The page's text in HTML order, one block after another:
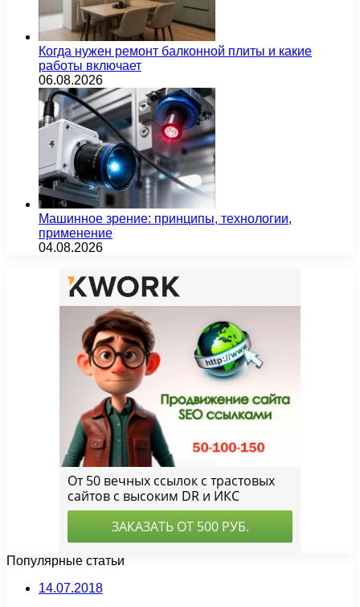
Когда нужен ремонт балконной плиты и какие
работы включает
06.08.2026
Машинное зрение: принципы, технологии,
применение
04.08.2026
Популярные статьи
14.07.2018